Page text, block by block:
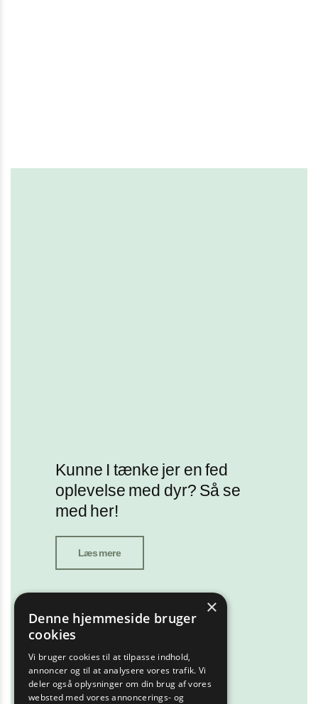
Kunne I tænke jer en fed
oplevelse med dyr? Så se
med her!
Læs mere
×
Denne hjemmeside bruger
cookies
Vi bruger cookies til at tilpasse indhold,
annoncer og til at analysere vores trafik. Vi
deler også oplysninger om din brug af vores
websted med vores annoncerings- og